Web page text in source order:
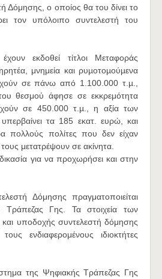
Δόμησης, ο οποίος θα του δίνει το
τον υπόλοιπο συντελεστή του
εκδοθεί τίτλοι Μεταφοράς
μνημεία και ρυµοτοµούµενα
σε πάνω από 1.100.000 τ.µ.,
θεσμού άφησε σε εκκρεμότητα
σε 450.000 τ.µ., η αξία των
υπερβαίνει τα 185 εκατ. ευρώ, και
πολλούς πολίτες που δεν είχαν
τους μετατρέψουν σε ακίνητα.
για να προχωρήσει και στην
Δόμησης πραγματοποιείται
Γης. Τα στοιχεία των
υποδοχής συντελεστή δόμησης
ενδιαφερομένους ιδιοκτήτες
της Ψηφιακής Τράπεζας Γης